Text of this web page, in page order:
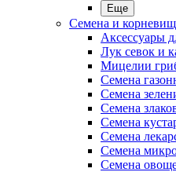
Еще
Семена и
Аксессуары
Лук севок и
Мицелии
Семена
Семена
Семена
Семена
Семена
Семена
Семена